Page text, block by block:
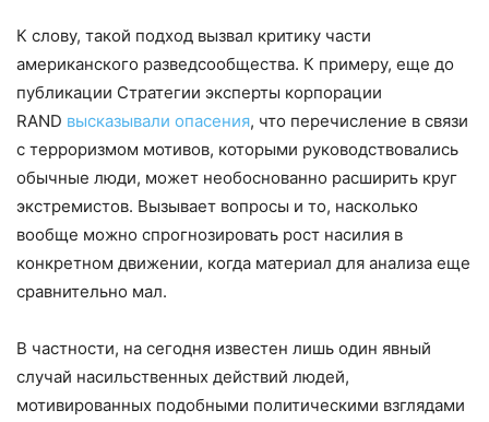
К слову, такой подход вызвал критику части
американского разведсообщества. К примеру, еще до
публикации Стратегии эксперты корпорации
RAND высказывали опасения, что перечисление в связи
с терроризмом мотивов, которыми руководствовались
обычные люди, может необоснованно расширить круг
экстремистов. Вызывает вопросы и то, насколько
вообще можно спрогнозировать рост насилия в
конкретном движении, когда материал для анализа еще
сравнительно мал.
В частности, на сегодня известен лишь один явный
случай насильственных действий людей,
мотивированных подобными политическими взглядами